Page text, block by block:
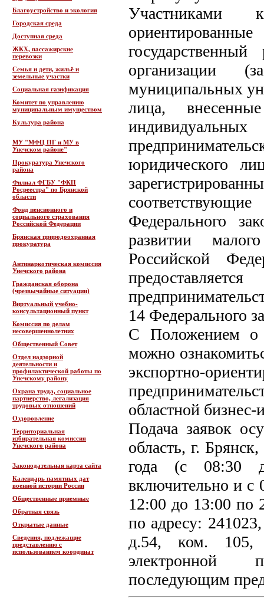
Благоустройство и экология
Городская среда
Доступная среда
ЖКХ, пассажирские
перевозки
Семья и дети, жильё и
земельные участки
Социальная газификация
Комитет по управлению
муниципальным имуществом
Культура района
МУ "МФЦ ПГ и МУ в
Унечском районе"
Прокуратура Унечского
района
Филиал ФГБУ "ФКП
Росреестра" по Брянской
области
Фонд пенсионного и
социального страхования
Российской Федерации
Брянская природоохранная
прокуратура
Антинаркотическая комиссия
Унечского района
Гражданская оборона
(чрезвычайные ситуации)
Виртуальный учебно-
консультационный пункт
Комиссия по делам
несовершеннолетних
Общественный Совет
Отдел надзорной
деятельности и
профилактической работы по
Унечскому району
Охрана труда, социальное
партнерство, легализация
трудовых отношений
Оздоровление
Территориальная
избирательная комиссия
Унечского района
Законодательная карта сайта
Календарь памятных дат
военной истории России
Общественные приемные
Обратная связь
Открытые данные
Сведения, подлежащие
представлению с
использованием координат
Участниками
организации
муниципальных
лица,
юридического
Федерального
развитии
Российской
14 Федерального
С Положением о
можно
экспортно-
областной
Подача заявок
область, г.
года (с 08:30
включительно и с
12:00 до 13:00 по
по адресу:
д.54, ком. 105,
электронной
последующим